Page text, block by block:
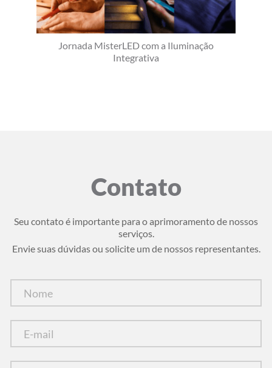
Jornada MisterLED com a Iluminação
Integrativa
Contato
Seu contato é importante para o aprimoramento de nossos
serviços.
Envie suas dúvidas ou solicite um de nossos representantes.